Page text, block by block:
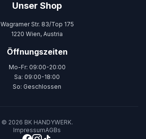
Unser Shop
Wagramer Str. 83/Top 175
1220 Wien, Austria
Öffnungszeiten
Mo-Fr: 09:00-20:00
Sa: 09:00-18:00
So: Geschlossen
© 2026 BK HANDYWERK.
ImpressumAGBs